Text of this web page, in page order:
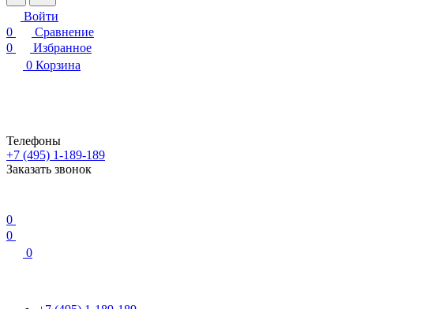
Войти
0
Сравнение
0
Избранное
0 Корзина
Телефоны
+7 (495) 1-189-189
Заказать звонок
0
0
0